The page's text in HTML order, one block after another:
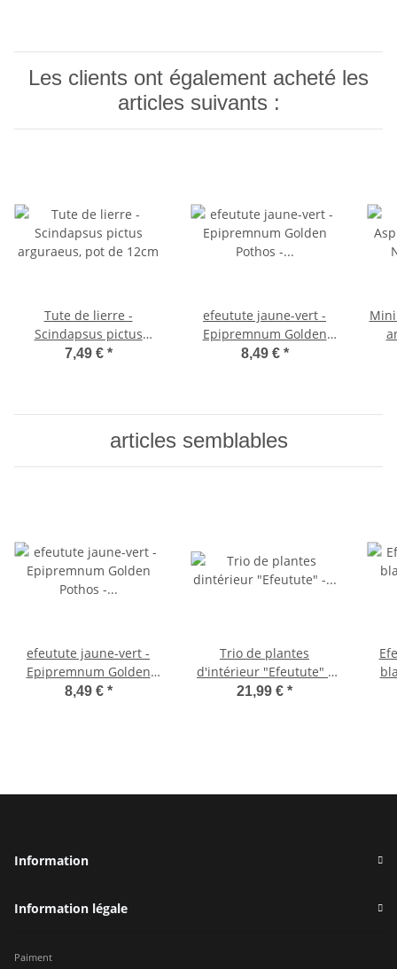
Les clients ont également acheté les
articles suivants :
Tute de lierre -
Scindapsus pictus
arguraeus, pot de 12cm
7,49 € *
efeutute jaune-vert -
Epipremnum Golden
Pothos - Scindapsus -
8,49 € *
articles semblables
efeutute jaune-vert -
Epipremnum Golden
Pothos - Scindapsus -
8,49 € *
Trio de plantes
d'intérieur "Efeutute" -
set de 3 différentes
21,99 € *
Information
Information légale
Paiment